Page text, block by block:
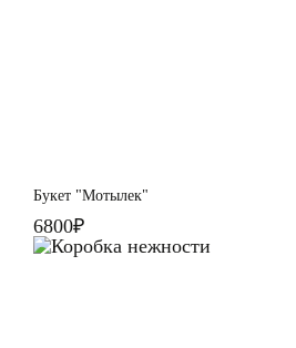
Букет "Мотылек"
6800₽